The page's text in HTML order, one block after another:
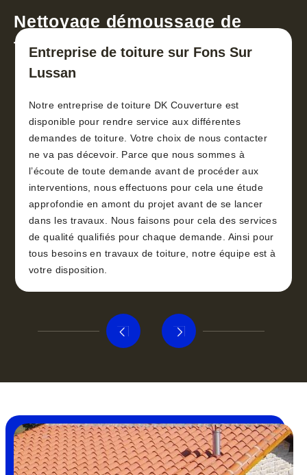
Nettoyage démoussage de
toiture 30
Entreprise de toiture sur Fons Sur
Lussan
Notre entreprise de toiture DK Couverture est
disponible pour rendre service aux différentes
demandes de toiture. Votre choix de nous contacter
ne va pas décevoir. Parce que nous sommes à
l’écoute de toute demande avant de procéder aux
interventions, nous effectuons pour cela une étude
approfondie en amont du projet avant de se lancer
dans les travaux. Nous faisons pour cela des services
de qualité qualifiés pour chaque demande. Ainsi pour
tous besoins en travaux de toiture, notre équipe est à
votre disposition.